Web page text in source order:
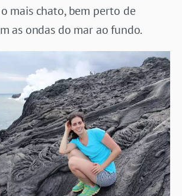
mais chato, bem perto de
as ondas do mar ao fundo.